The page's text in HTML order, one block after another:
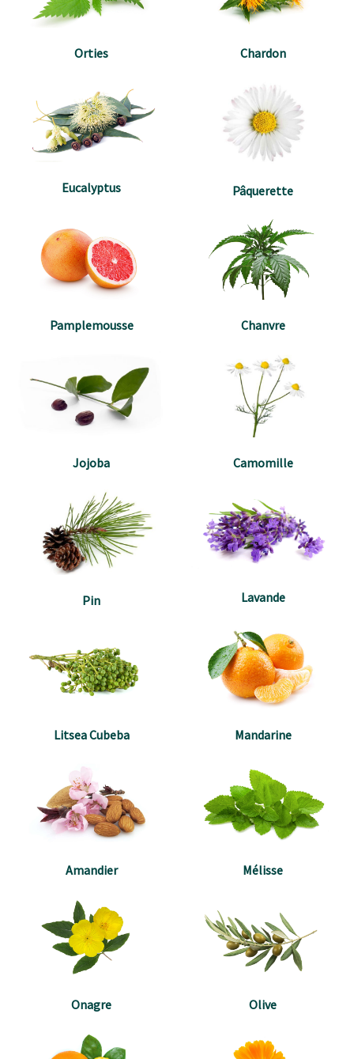
Orties Chardon
Eucalyptus Pâquerette
Pamplemousse Chanvre
Jojoba Camomille
Pin Lavande
Litsea Cubeba Mandarine
Amandier Mélisse
Onagre Olive